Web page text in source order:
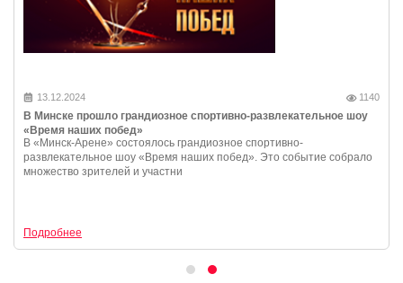
13.12.2024 1140
В Минске прошло грандиозное спортивно-развлекательное шоу
«Время наших побед»
В «Минск-Арене» состоялось грандиозное спортивно-
развлекательное шоу «Время наших побед». Это событие собрало
множество зрителей и участни
Подробнее